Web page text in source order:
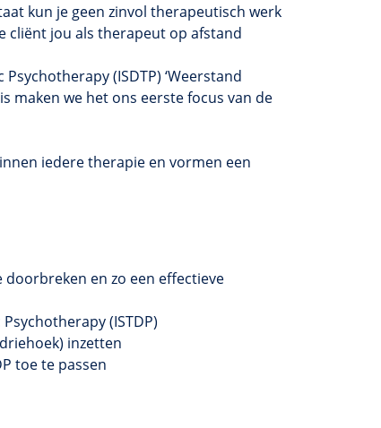
kun je geen zinvol therapeutisch werk
cliënt jou als therapeut op afstand
(ISDTP) ‘Weerstand
maken we het ons eerste focus van de
iedere therapie en vormen een
en zo een effectieve
(ISTDP)
inzetten
toe te passen